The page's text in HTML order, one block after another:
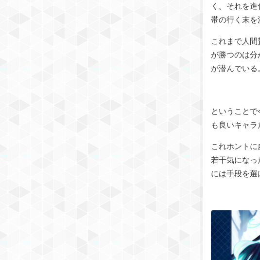
く。それを
帯の行く末を
これまで人
が勝つのは分
が潜んでいる。
ということ
も良いキャラ
これホント
若干気にな
には手段を選